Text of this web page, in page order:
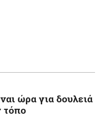
ώρα για δουλειά
τόπο